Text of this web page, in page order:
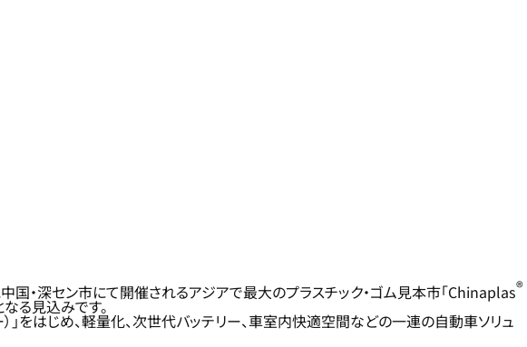
国・深セン市にて開催されるアジアで最大のプラスチック・ゴム見本市「Chinaplas®
る見込みです。
をはじめ、軽量化、次世代バッテリー、車室内快適空間などの一連の自動車ソリュ